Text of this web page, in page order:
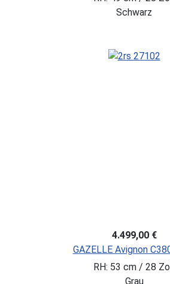
Schwarz
4.499,00 €
GAZELLE Avignon
RH: 53 cm / 28
Grau